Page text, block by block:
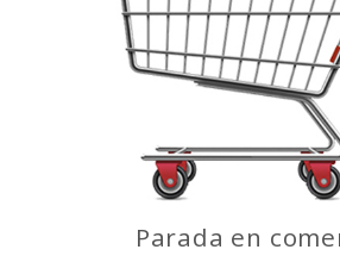
Parada en